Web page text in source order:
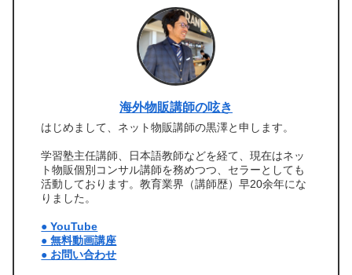
海外物販講師の呟き
はじめまして、ネット物販講師の黒澤と申します。
学習塾主任講師、日本語教師などを経て、現在はネッ
ト物販個別コンサル講師を務めつつ、セラーとしても
活動しております。教育業界（講師歴）早20余年にな
りました。
● YouTube
● 無料動画講座
● お問い合わせ